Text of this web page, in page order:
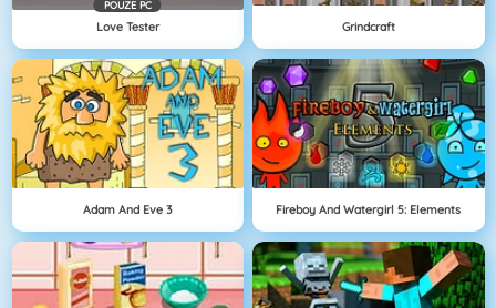
POUZE PC
Love Tester Grindcraft
Adam And Eve 3 Fireboy And Watergirl 5: Elements